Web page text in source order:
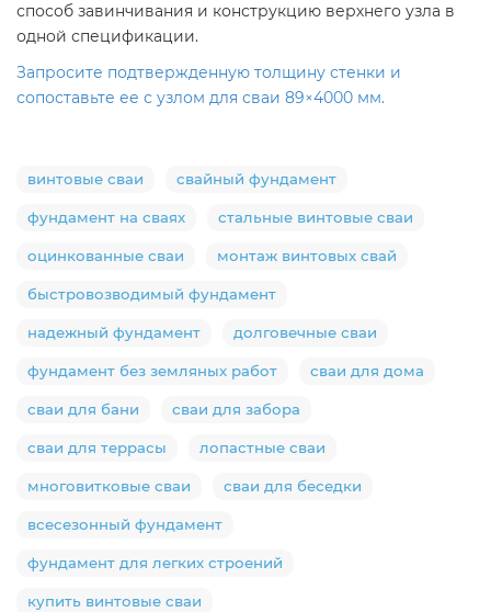
способ завинчивания и конструкцию верхнего узла в
одной спецификации.
Запросите подтвержденную толщину стенки и
сопоставьте ее с узлом для сваи 89×4000 мм.
винтовые сваи свайный фундамент
фундамент на сваях стальные винтовые сваи
оцинкованные сваи монтаж винтовых свай
быстровозводимый фундамент
надежный фундамент долговечные сваи
фундамент без земляных работ сваи для дома
сваи для бани сваи для забора
сваи для террасы лопастные сваи
многовитковые сваи сваи для беседки
всесезонный фундамент
фундамент для легких строений
купить винтовые сваи